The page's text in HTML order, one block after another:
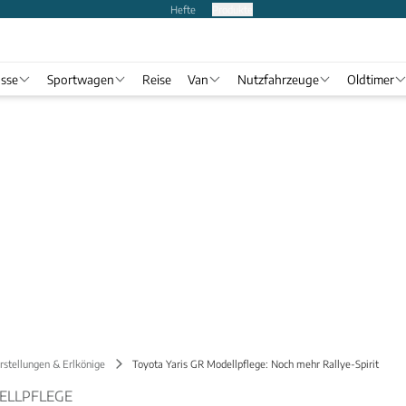
Hefte
Sportwagen Reise Van Nutzfahrzeuge Oldtimer
& Erlkönige Toyota Yaris GR Modellpflege: Noch mehr Rallye-Spirit